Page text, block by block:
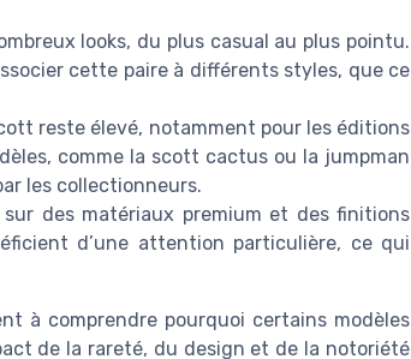
looks, du plus casual au plus pointu.
cette paire à différents styles, que ce
reste élevé, notamment pour les éditions
comme la scott cactus ou la jumpman
les collectionneurs.
des matériaux premium et des finitions
d’une attention particulière, ce qui
à comprendre pourquoi certains modèles
de la rareté, du design et de la notoriété